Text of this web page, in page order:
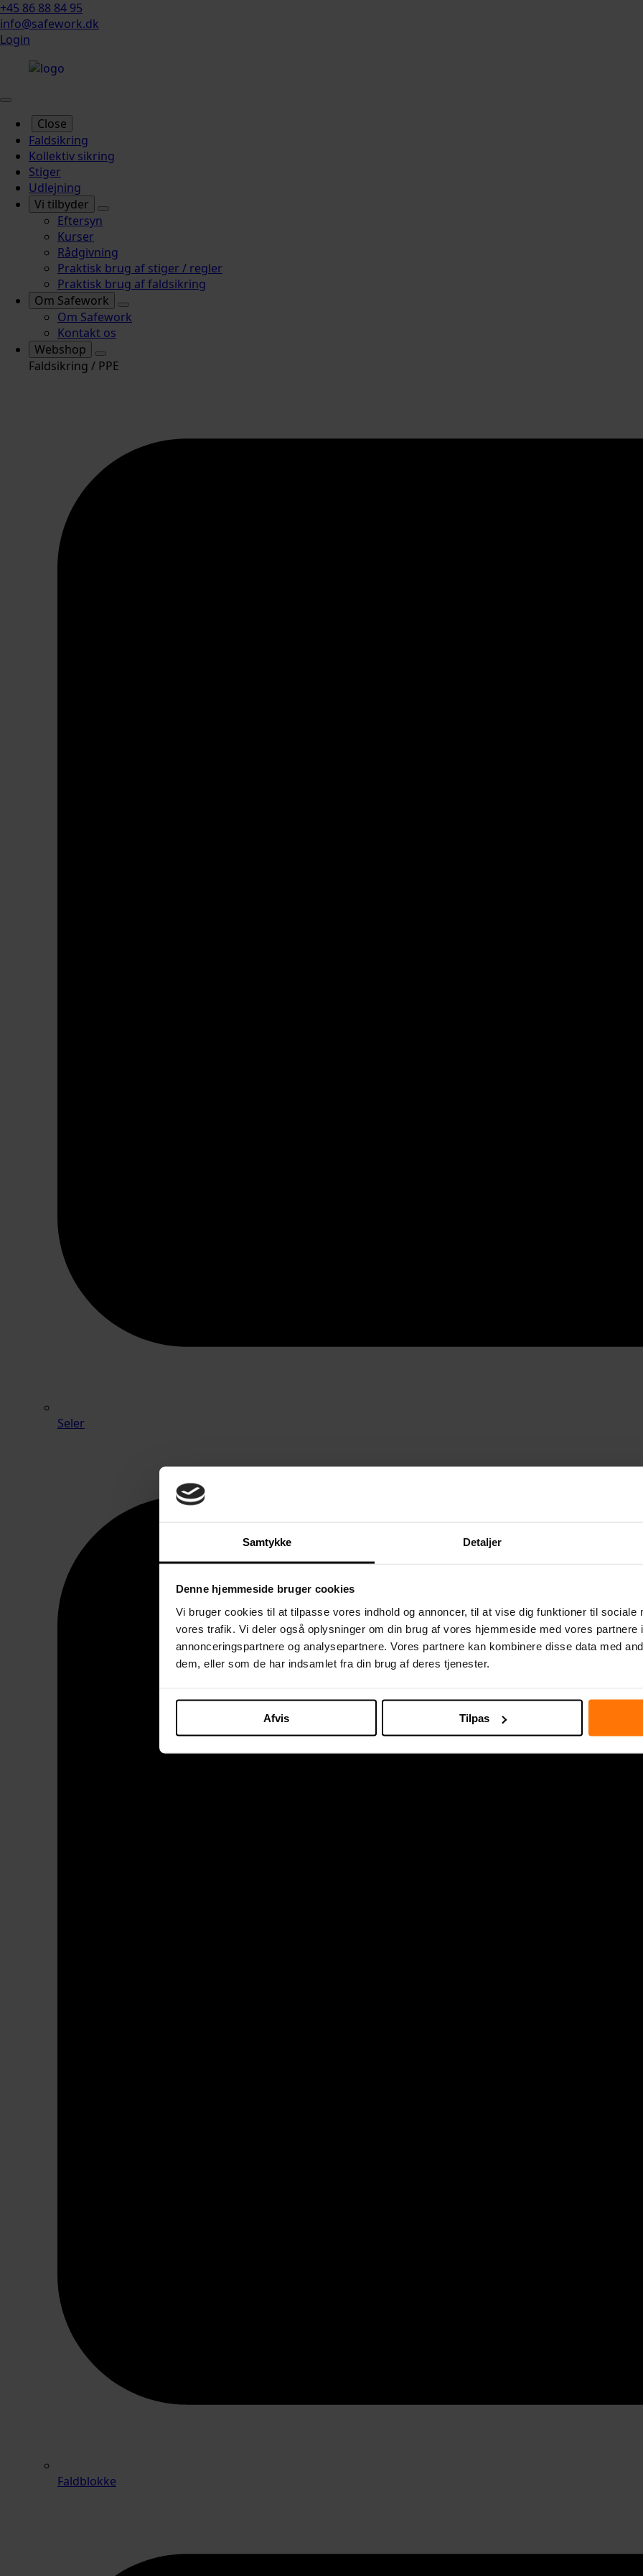
Samtykke Detaljer
Denne hjemmeside bruger cookies
Vi bruger cookies til at tilpasse vores indhold og annoncer, til at vise dig funktioner til sociale
vores trafik. Vi deler også oplysninger om din brug af vores hjemmeside med vores partnere
annonceringspartnere og analysepartnere. Vores partnere kan kombinere disse data med
dem, eller som de har indsamlet fra din brug af deres tjenester.
Afvis Tilpas
+45 86 88 84 95
info@safework.dk
Login
Close
Faldsikring
Kollektiv sikring
Stiger
Udlejning
Vi tilbyder
Eftersyn
Kurser
Rådgivning
Praktisk brug af stiger / regler
Praktisk brug af faldsikring
Om Safework
Om Safework
Kontakt os
Webshop
Faldsikring / PPE
Seler
Faldblokke